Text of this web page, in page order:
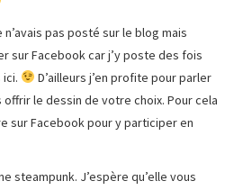
pas posté sur le blog mais
sur Facebook car j’y poste des fois
ici.
D’ailleurs j’en profite pour parler
le dessin de votre choix. Pour cela
sur Facebook pour y participer en
steampunk. J’espère qu’elle vous